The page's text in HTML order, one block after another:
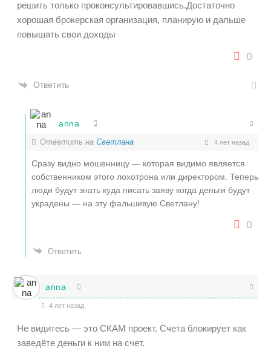
решить только проконсультировавшись.Достаточно
хорошая брокерская организация, планирую и дальше
повышать свои доходы
0
Ответить
anna
Ответить на Светлана 4 лет назад
Сразу видно мошенницу — которая видимо является
собственником этого лохотрона или директором. Теперь
люди будут знать куда писать заяву когда деньги будут
украдены — на эту фальшивую Светлану!
0
Ответить
anna
4 лет назад
Не видитесь — это СКАМ проект. Счета блокирует как
заведёте деньги к ним на счет.